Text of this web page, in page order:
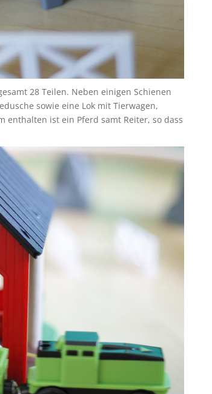
28 Teilen. Neben einigen Schienen
sowie eine Lok mit Tierwagen,
enthalten ist ein Pferd samt Reiter, so dass